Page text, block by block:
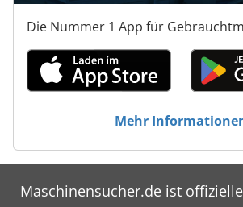
Die Nummer 1 App für
Mehr
Maschinensucher.de ist